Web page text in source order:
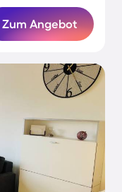
Zum Angebot